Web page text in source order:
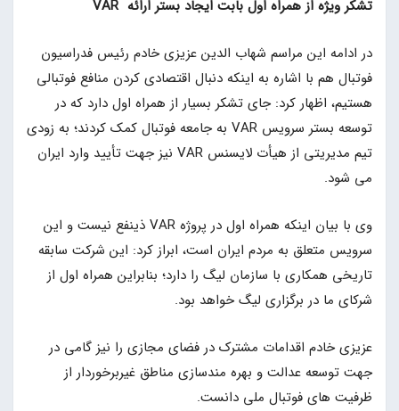
تشکر ویژه از همراه اول بابت ایجاد بستر ارائه VAR
در ادامه این مراسم شهاب الدین عزیزی خادم رئیس فدراسیون
فوتبال هم با اشاره به اینکه دنبال اقتصادی کردن منافع فوتبالی
هستیم، اظهار کرد: جای تشکر بسیار از همراه اول دارد که در
توسعه بستر سرویس VAR به جامعه فوتبال کمک کردند؛ به زودی
تیم مدیریتی از هیأت لایسنس VAR نیز جهت تأیید وارد ایران
می شود.
وی با بیان اینکه همراه اول در پروژه VAR ذینفع نیست و این
سرویس متعلق به مردم ایران است، ابراز کرد: این شرکت سابقه
تاریخی همکاری با سازمان لیگ را دارد؛ بنابراین همراه اول از
شرکای ما در برگزاری لیگ خواهد بود.
عزیزی خادم اقدامات مشترک در فضای مجازی را نیز گامی در
جهت توسعه عدالت و بهره مندسازی مناطق غیربرخوردار از
ظرفیت های فوتبال ملی دانست.